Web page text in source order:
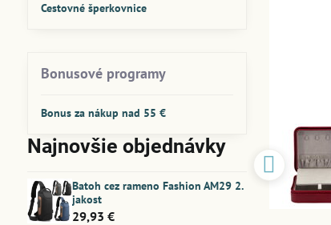
Cestovné šperkovnice
Bonusové programy
Bonus za nákup nad 55 €
Najnovšie objednávky
Batoh cez rameno Fashion AM29 2.
jakost
29,93 €